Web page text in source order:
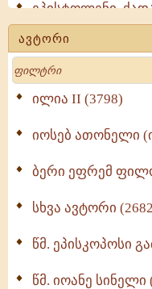
ეპისტოლენი,
(723)
მოძღვრის ძალზე
მრევლისათვის
Wisdomge (514)
ქადაგებანი
სულიერი
ნაწილი II (369)
ავტორი
Search
ილია II (3798)
იოსებ ათონელი
ბერი ეფრემ
სხვა ავტორი
წმ. ეპისკოპოსი
წმ. იოანე